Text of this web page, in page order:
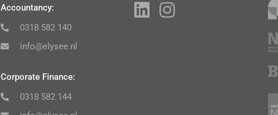
Accountancy:
0318 582 140
info@elysee.nl
Corporate Finance:
0318 582 144